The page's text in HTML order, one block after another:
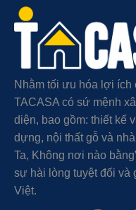
Nhằm tối ưu hóa lợi ích
TACASA có sứ mệnh
diện, bao gồm: thiết kế
dựng, nội thất gỗ và
Ta, Không nơi nào
sự hài lòng tuyệt đối và
Việt.